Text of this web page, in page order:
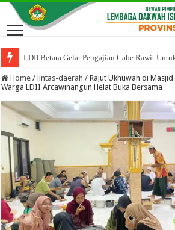
LDII Betara Gelar Pengajian Cabe Rawit
Home / lintas-daerah / Rajut Ukhuwah di Masjid
Warga LDII Arcawinangun Helat Buka Bersama